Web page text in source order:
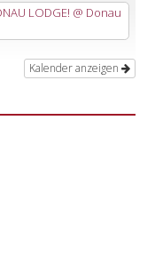
LODGE! @ Donau
Kalender anzeigen